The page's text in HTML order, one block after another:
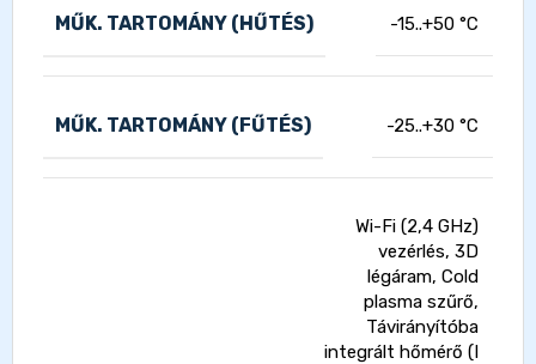
MŰK. TARTOMÁNY (HŰTÉS) -15..+50 °C
MŰK. TARTOMÁNY (FŰTÉS) -25..+30 °C
Wi-Fi (2,4 GHz)
vezérlés, 3D
légáram, Cold
plasma szűrő,
Távirányítóba
integrált hőmérő (I